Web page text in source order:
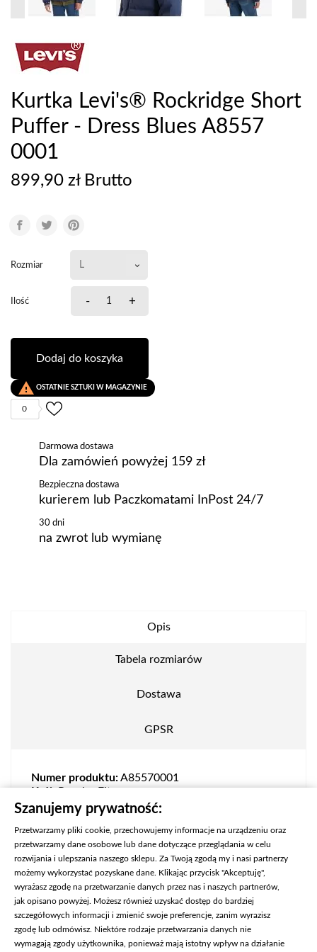
Kurtka Levi's® Rockridge Short
Puffer - Dress Blues A8557
0001
899,90 zł Brutto
Rozmiar
Ilość - +
Dodaj do koszyka
 OSTATNIE SZTUKI W MAGAZYNIE
0
Darmowa dostawa
Dla zamówień powyżej 159 zł
Bezpieczna dostawa
kurierem lub Paczkomatami InPost 24/7
30 dni
na zwrot lub wymianę
Opis
Tabela rozmiarów
Dostawa
GPSR
Numer produktu:A85570001
Krój:Regular Fit
Skład:100% nylon
Szanujemy prywatność:
Przetwarzamy pliki cookie, przechowujemy informacje na urządzeniu oraz
przetwarzamy dane osobowe lub dane dotyczące przeglądania w celu
rozwijania i ulepszania naszego sklepu. Za Twoją zgodą my i nasi partnerzy
możemy wykorzystać pozyskane dane. Klikając przycisk "Akceptuję",
wyrażasz zgodę na przetwarzanie danych przez nas i naszych partnerów,
jak opisano powyżej. Możesz również uzyskać dostęp do bardziej
szczegółowych informacji i zmienić swoje preferencje, zanim wyrazisz
zgodę lub odmówisz. Niektóre rodzaje przetwarzania danych nie
wymagają zgody użytkownika, ponieważ mają istotny wpływ na działanie